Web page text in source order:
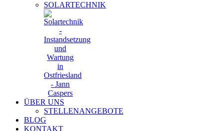
SOLARTECHNIK
ÜBER UNS
STELLENANGEBOTE
BLOG
KONTAKT